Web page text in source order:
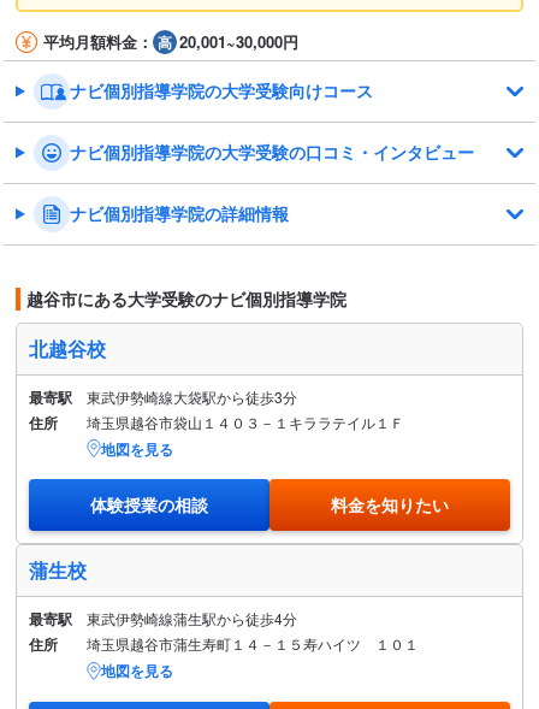
平均月額料金： 20,001~30,000円
ナビ個別指導学院の大学受験向けコース
ナビ個別指導学院の大学受験の口コミ・インタビュー
ナビ個別指導学院の詳細情報
越谷市にある大学受験のナビ個別指導学院
北越谷校
最寄駅 東武伊勢崎線大袋駅から徒歩3分
住所 埼玉県越谷市袋山１４０３－１キララテイル１Ｆ
地図を見る
体験授業の相談 料金を知りたい
蒲生校
最寄駅 東武伊勢崎線蒲生駅から徒歩4分
住所 埼玉県越谷市蒲生寿町１４－１５寿ハイツ １０１
地図を見る